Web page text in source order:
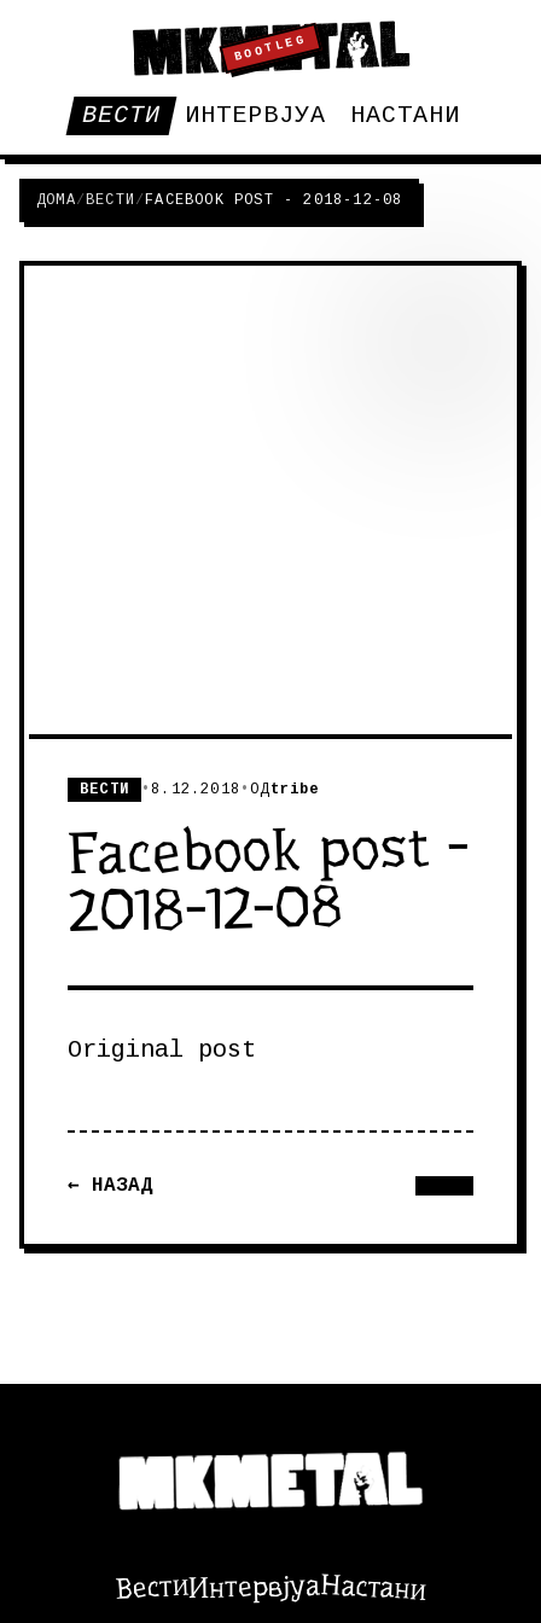
BOOTLEG
ВЕСТИ ИНТЕРВЈУА НАСТАНИ
ДОМА/ВЕСТИ /FACEBOOK POST - 2018-12-08
ВЕСТИ •8.12.2018 •ОДtribe
Facebook post -
2018-12-08
Original post
← НАЗАД
ВестиИнтервјуаНастани